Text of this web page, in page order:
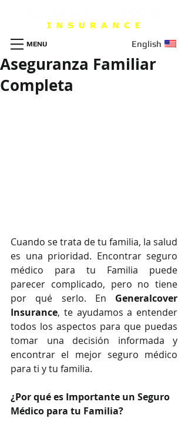
English
MENU
Aseguranza Familiar
Completa
Cuando se trata de tu familia, la salud
es una prioridad. Encontrar seguro
médico para tu Familia puede
parecer complicado, pero no tiene
por qué serlo. En Generalcover
Insurance, te ayudamos a entender
todos los aspectos para que puedas
tomar una decisión informada y
encontrar el mejor seguro médico
para ti y tu familia.
¿Por qué es Importante un Seguro
Médico para tu Familia?